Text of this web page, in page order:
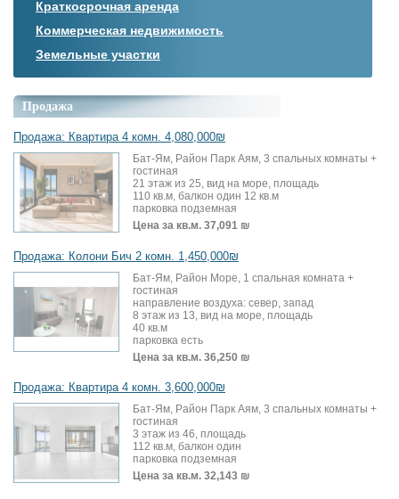
Краткосрочная аренда
Коммерческая недвижимость
Земельные участки
Продажа
Продажа: Квартира 4 комн. 4,080,000₪
Бат-Ям, Район Парк Аям, 3 спальных комнаты +
гостиная
21 этаж из 25, вид на море, площадь
110 кв.м, балкон один 12 кв.м
парковка подземная
Цена за кв.м. 37,091 ₪
Продажа: Колони Бич 2 комн. 1,450,000₪
Бат-Ям, Район Море, 1 спальная комната +
гостиная
направление воздуха: север, запад
8 этаж из 13, вид на море, площадь
40 кв.м
парковка есть
Цена за кв.м. 36,250 ₪
Продажа: Квартира 4 комн. 3,600,000₪
Бат-Ям, Район Парк Аям, 3 спальных комнаты +
гостиная
3 этаж из 46, площадь
112 кв.м, балкон один
парковка подземная
Цена за кв.м. 32,143 ₪